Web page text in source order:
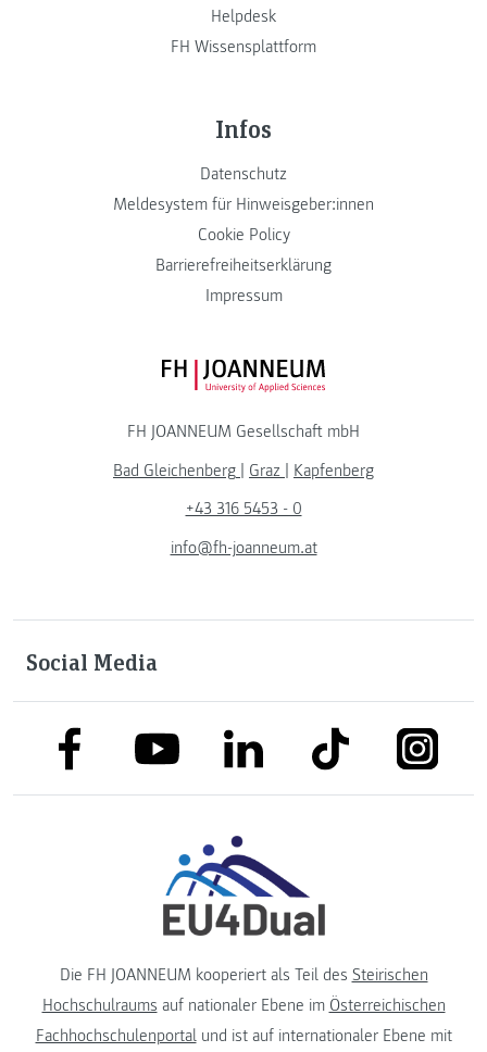
Helpdesk
FH Wissensplattform
Infos
Datenschutz
Meldesystem für Hinweisgeber:innen
Cookie Policy
Barrierefreiheitserklärung
Impressum
FH JOANNEUM Logo
FH JOANNEUM Gesellschaft mbH
Bad Gleichenberg | Graz | Kapfenberg
+43 316 5453 - 0
info@fh-joanneum.at
Social Media
link to facebooklink to youtubelink to linkedinlink to tiktok link to
Die FH JOANNEUM kooperiert als Teil des Steirischen
Hochschulraums auf nationaler Ebene im Österreichischen
Fachhochschulenportalund ist auf internationaler Ebene mit